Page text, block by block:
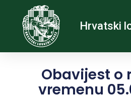
Hrvatski
Obavijest o
vremenu